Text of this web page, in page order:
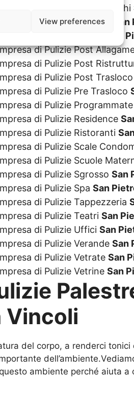
View preferences
Impresa di Pulizie Parchi Giochi
di Pulizie Persiane
San
di Pulizie Post
di Pulizie Post
di Pulizie Post
di Pulizie Pre Trasloco
di Pulizie
di Pulizie Residence
di Pulizie Ristoranti
di Pulizie Scale
di Pulizie Scuole
di Pulizie SgrossoSan
di Pulizie SpaSan
di Pulizie Tappezzeria
di Pulizie TeatriSan
di Pulizie UfficiSan
di Pulizie VerandeSan
di Pulizie VetrateSan
di Pulizie VetrineSan
Vincoli
del corpo, a renderci
ambiente perché aiuta a